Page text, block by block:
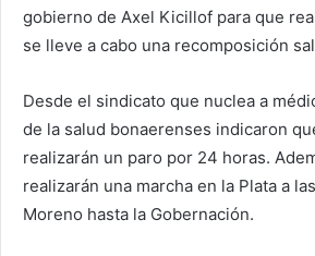
gobierno de Axel Kicillof para que
se lleve a cabo una recomposición
Desde el sindicato que nuclea a
de la salud bonaerenses indicaron
realizarán un paro por 24 horas.
realizarán una marcha en la Plata a
Moreno hasta la Gobernación.